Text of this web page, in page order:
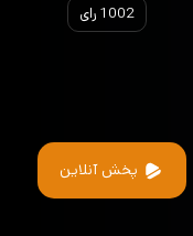
1002 رای
پخش آنلاین